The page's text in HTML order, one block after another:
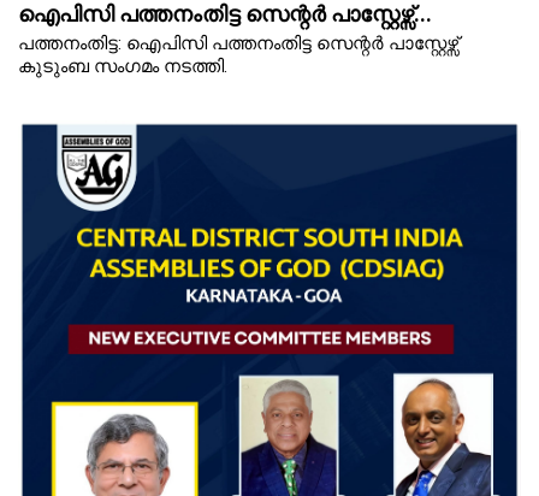
ഐപിസി പത്തനംതിട്ട സെന്റർ പാസ്റ്റേഴ്സ്...
പത്തനംതിട്ട: ഐപിസി പത്തനംതിട്ട സെന്റർ പാസ്റ്റേഴ്സ്
കുടുംബ സംഗമം നടത്തി.